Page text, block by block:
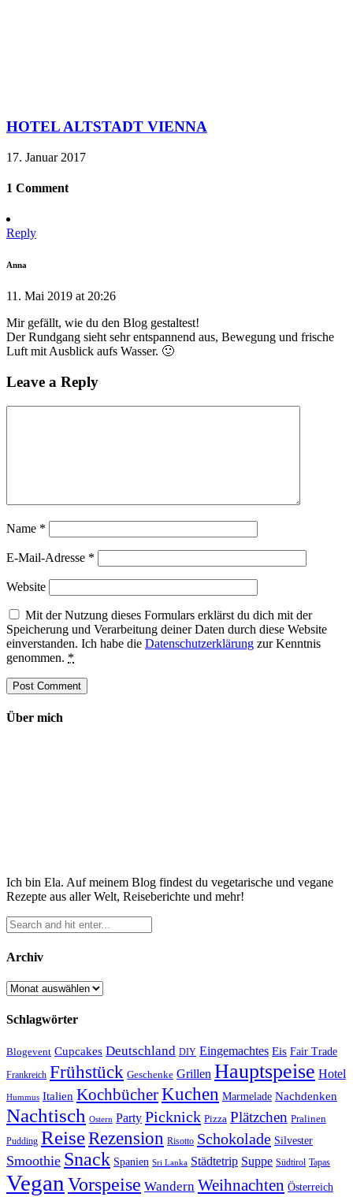
HOTEL ALTSTADT VIENNA
17. Januar 2017
1 Comment
Reply
Anna
11. Mai 2019 at 20:26
Mir gefällt, wie du den Blog gestaltest!
Der Rundgang sieht sehr entspannend aus, Bewegung und frische
Luft mit Ausblick aufs Wasser. 🙂
Leave a Reply
Name *
E-Mail-Adresse *
Website
Mit der Nutzung dieses Formulars erklärst du dich mit der
Speicherung und Verarbeitung deiner Daten durch diese Website
einverstanden. Ich habe die Datenschutzerklärung zur Kenntnis
genommen. *
Über mich
Ich bin Ela. Auf meinem Blog findest du vegetarische und vegane
Rezepte aus aller Welt, Reiseberichte und mehr!
Archiv
Archiv
Schlagwörter
Blogevent Cupcakes Deutschland DIY Eingemachtes Eis Fair Trade
Frankreich Frühstück Geschenke Grillen Hauptspeise Hotel
Hummus Italien KochbücherKuchen Marmelade Nachdenken
Nachtisch Ostern Party Picknick Pizza Plätzchen Pralinen
Pudding ReiseRezension Risotto Schokolade Silvester
Smoothie Snack Spanien Sri Lanka Städtetrip Suppe Südtirol Tapas
VeganVorspeise Wandern Weihnachten Österreich